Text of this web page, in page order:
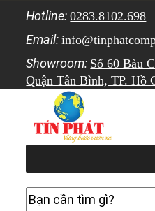
Hotline: 0283.8102.698
Email:
Showroom: Số 60 Bàu
Quận Tân Bình, TP. Hồ